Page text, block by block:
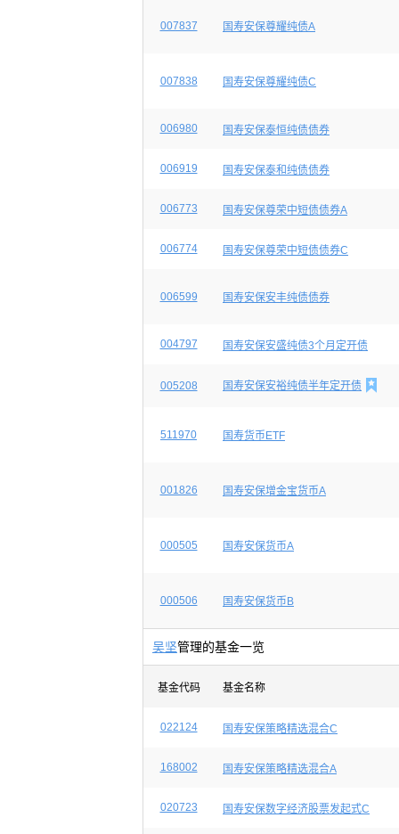
007837 国寿安保尊耀纯债A
007838 国寿安保尊耀纯债C
006980 国寿安保泰恒纯债债券
006919 国寿安保泰和纯债债券
006773 国寿安保尊荣中短债债券A
006774 国寿安保尊荣中短债债券C
006599 国寿安保安丰纯债债券
004797 国寿安保安盛纯债3个月定开债
005208 国寿安保安裕纯债半年定开债 
511970 国寿货币ETF
001826 国寿安保增金宝货币A
000505 国寿安保货币A
000506 国寿安保货币B
吴坚管理的基金一览
基金代码 基金名称
022124 国寿安保策略精选混合C
168002 国寿安保策略精选混合A
020723 国寿安保数字经济股票发起式C